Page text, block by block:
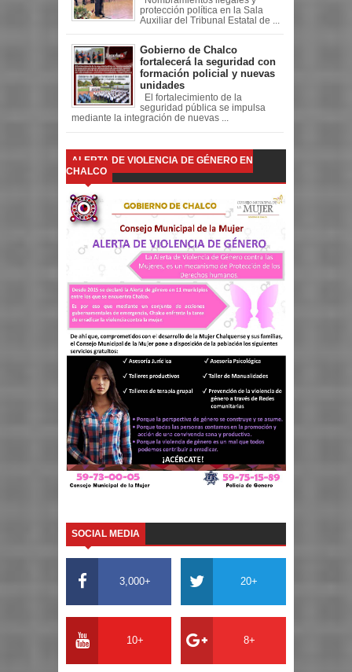
protección política en la Sala
Auxiliar del Tribunal Estatal de ...
Gobierno de Chalco
fortalecerá la seguridad con
formación policial y nuevas
unidades
El fortalecimiento de la
seguridad pública se impulsa
mediante la integración de nuevas ...
ALERTA DE VIOLENCIA DE GÉNERO EN
CHALCO
SOCIAL MEDIA
3,000+ 20+
10+ 8+